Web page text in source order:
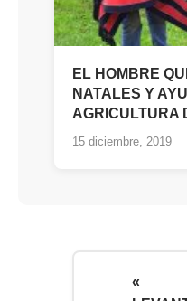
EL HOMBRE
NATALES Y
AGRICULTURA
15 diciembre, 2019
«